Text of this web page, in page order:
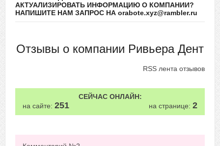
АКТУАЛИЗИРОВАТЬ ИНФОРМАЦИЮ О КОМПАНИИ?
НАПИШИТЕ НАМ ЗАПРОС НА orabote.xyz@rambler.ru
Отзывы о компании Ривьера Дент
RSS лента отзывов
СЕЙЧАС ОНЛАЙН:
на сайте: 251 на странице: 2